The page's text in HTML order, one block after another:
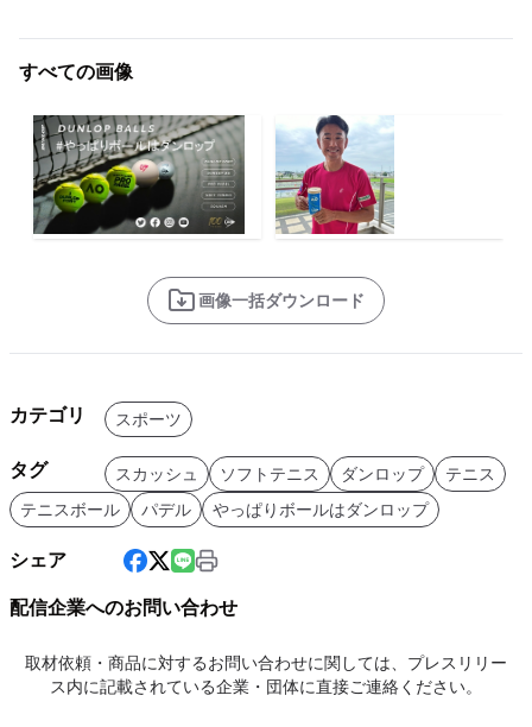
すべての画像
画像一括ダウンロード
カテゴリ スポーツ
タグ スカッシュ ソフトテニス ダンロップ
テニス
テニスボール
パデル やっぱりボールはダンロップ
シェア
配信企業へのお問い合わせ
取材依頼・商品に対するお問い合わせに関しては、プレスリリー
ス内に記載されている企業・団体に直接ご連絡ください。